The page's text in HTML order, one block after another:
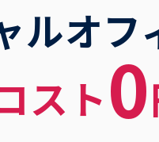
ルオフ
スト0